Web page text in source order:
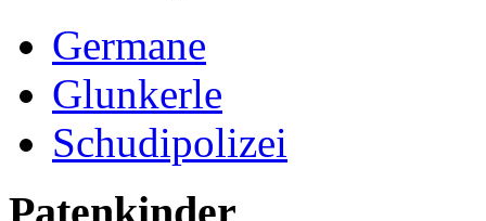
Germane
Glunkerle
Schudipolizei